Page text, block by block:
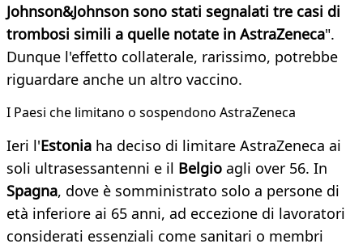
Johnson&Johnson sono stati segnalati tre casi di
trombosi simili a quelle notate in AstraZeneca".
Dunque l'effetto collaterale, rarissimo, potrebbe
riguardare anche un altro vaccino.
I Paesi che limitano o sospendono AstraZeneca
Ieri l'Estonia ha deciso di limitare AstraZeneca ai
soli ultrasessantenni e il Belgio agli over 56. In
Spagna, dove è somministrato solo a persone di
età inferiore ai 65 anni, ad eccezione di lavoratori
considerati essenziali come sanitari o membri